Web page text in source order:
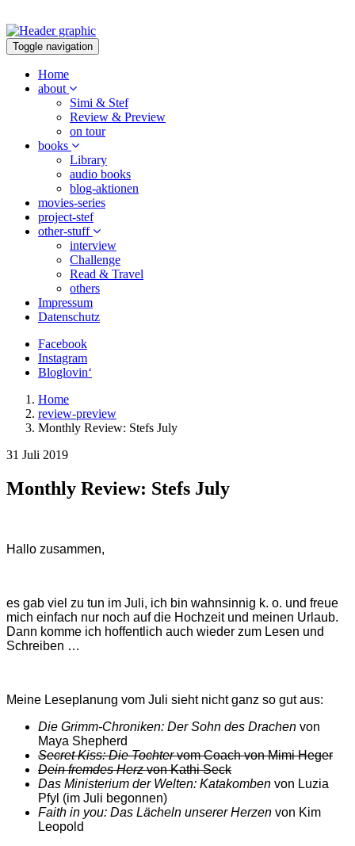
Toggle navigation
Home
about
Simi & Stef
Review & Preview
on tour
books
Library
audio books
blog-aktionen
movies-series
project-stef
other-stuff
interview
Challenge
Read & Travel
others
Impressum
Datenschutz
Facebook
Instagram
Bloglovin‘
Home
review-preview
Monthly Review: Stefs July
31 Juli 2019
Monthly Review: Stefs July
Hallo zusammen,
es gab viel zu tun im Juli, ich bin wahnsinnig k. o. und freue
mich einfach nur noch auf die Hochzeit und meinen Urlaub.
Dann komme ich hoffentlich auch wieder zum Lesen und
Schreiben …
Meine Leseplanung vom Juli sieht nicht ganz so gut aus:
Die Grimm-Chroniken: Der Sohn des Drachen von
Maya Shepherd
Secret Kiss: Die Tochtervom Coach von Mimi Heger
Dein fremdes Herzvon Kathi Seck
Das Ministerium der Welten: Katakomben von Luzia
Pfyl (im Juli begonnen)
Faith in you: Das Lächeln unserer Herzen von Kim
Leopold